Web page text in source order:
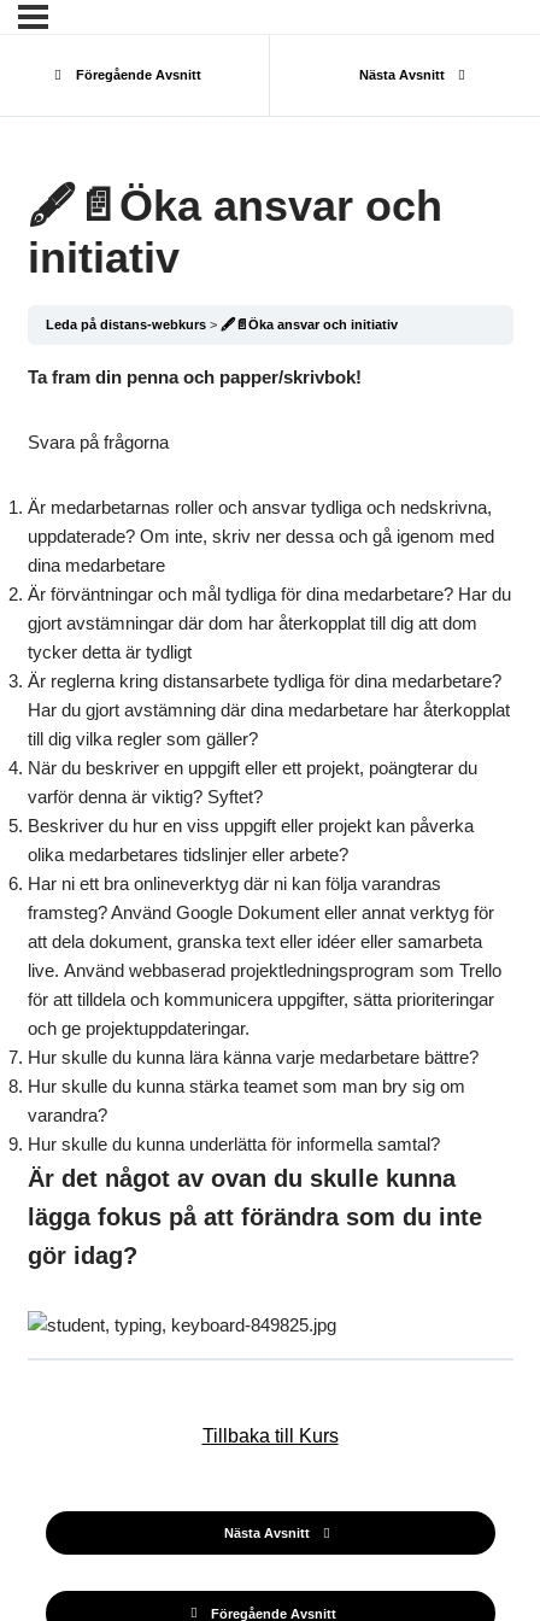
Föregående Avsnitt Nästa Avsnitt
🖋️📄Öka ansvar och
initiativ
Leda på distans-webkurs 🖋️📄Öka ansvar och initiativ
Ta fram din penna och papper/skrivbok!
Svara på frågorna
Är medarbetarnas roller och ansvar tydliga och nedskrivna,
uppdaterade? Om inte, skriv ner dessa och gå igenom med
dina medarbetare
Är förväntningar och mål tydliga för dina medarbetare? Har du
gjort avstämningar där dom har återkopplat till dig att dom
tycker detta är tydligt
Är reglerna kring distansarbete tydliga för dina medarbetare?
Har du gjort avstämning där dina medarbetare har återkopplat
till dig vilka regler som gäller?
När du beskriver en uppgift eller ett projekt, poängterar du
varför denna är viktig? Syftet?
Beskriver du hur en viss uppgift eller projekt kan påverka
olika medarbetares tidslinjer eller arbete?
Har ni ett bra onlineverktyg där ni kan följa varandras
framsteg? Använd Google Dokument eller annat verktyg för
att dela dokument, granska text eller idéer eller samarbeta
live. Använd webbaserad projektledningsprogram som Trello
för att tilldela och kommunicera uppgifter, sätta prioriteringar
och ge projektuppdateringar.
Hur skulle du kunna lära känna varje medarbetare bättre?
Hur skulle du kunna stärka teamet som man bry sig om
varandra?
Hur skulle du kunna underlätta för informella samtal?
Är det något av ovan du skulle kunna
lägga fokus på att förändra som du inte
gör idag?
Föregående Avsnitt
Tillbaka till Kurs
Nästa Avsnitt